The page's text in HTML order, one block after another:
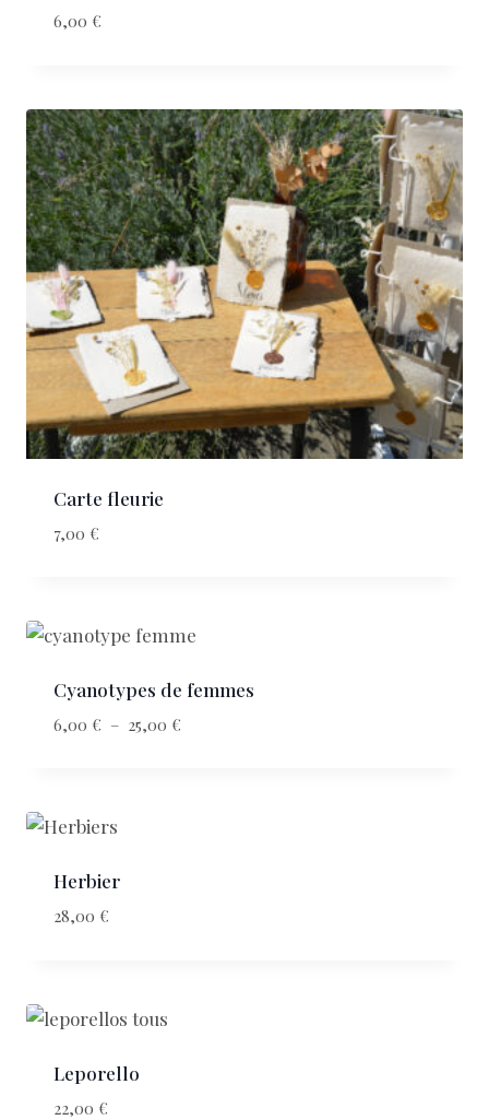
6,00 €
Carte fleurie
7,00 €
Cyanotypes de femmes
6,00 € – 25,00 €
Herbier
28,00 €
Leporello
22,00 €